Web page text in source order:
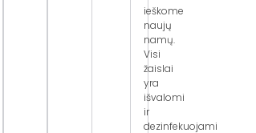
ieškome
naujų
namų.
Visi
žaislai
yra
išvalomi
ir
dezinfekuojami